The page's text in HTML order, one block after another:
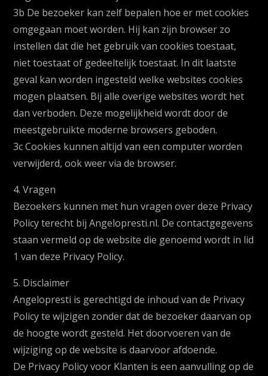
3b De bezoeker kan zelf bepalen hoe er met cookies
omgegaan moet worden. Hij kan zijn browser zo
instellen dat die het gebruik van cookies toestaat,
niet toestaat of gedeeltelijk toestaat. In dit laatste
geval kan worden ingesteld welke websites cookies
mogen plaatsen. Bij alle overige websites wordt het
dan verboden. Deze mogelijkheid wordt door de
meestgebruikte moderne browsers geboden.
3c Cookies kunnen altijd van een computer worden
verwijderd, ook weer via de browser.
4. Vragen
Bezoekers kunnen met hun vragen over deze Privacy
Policy terecht bij Angelopresti.nl. De contactgegevens
staan vermeld op de website die genoemd wordt in lid
1 van deze Privacy Policy.
5. Disclaimer
Angelopresti is gerechtigd de inhoud van de Privacy
Policy te wijzigen zonder dat de bezoeker daarvan op
de hoogte wordt gesteld. Het doorvoeren van de
wijziging op de website is daarvoor afdoende.
De Privacy Policy voor Klanten is een aanvulling op de